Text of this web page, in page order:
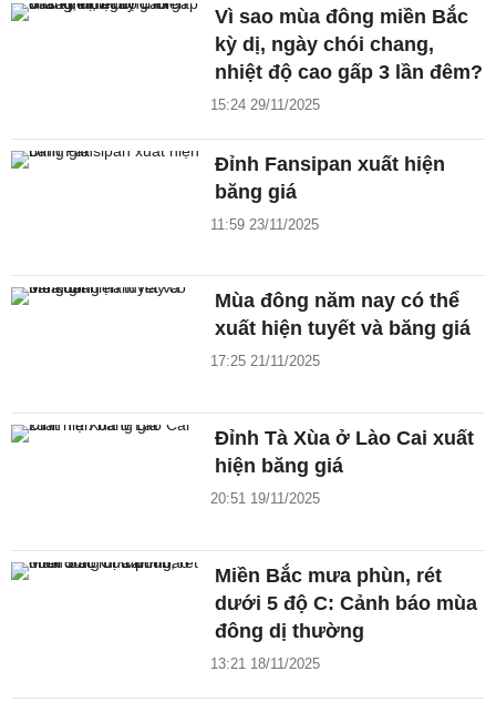
Vì sao mùa đông miền Bắc
kỳ dị, ngày chói chang,
nhiệt độ cao gấp 3 lần đêm?
15:24 29/11/2025
Đỉnh Fansipan xuất hiện
băng giá
11:59 23/11/2025
Mùa đông năm nay có thể
xuất hiện tuyết và băng giá
17:25 21/11/2025
Đỉnh Tà Xùa ở Lào Cai xuất
hiện băng giá
20:51 19/11/2025
Miền Bắc mưa phùn, rét
dưới 5 độ C: Cảnh báo mùa
đông dị thường
13:21 18/11/2025